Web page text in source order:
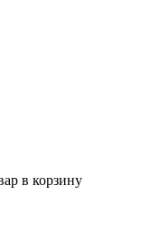
в корзину